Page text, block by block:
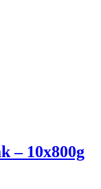
– 10x800g